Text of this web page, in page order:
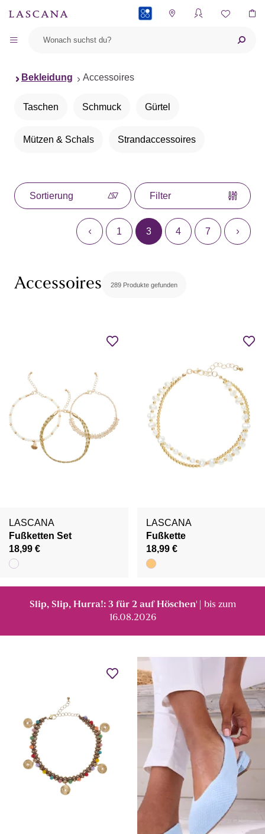
Bekleidung Accessoires
Taschen Schmuck Gürtel
Mützen & Schals Strandaccessoires
Sortierung Filter
1 3 4 7
Accessoires 289 Produkte gefunden
LASCANA
Fußketten Set
18,99 €
LASCANA
Fußkette
18,99 €
Slip, Slip, Hurra!: 3 für 2 auf Höschen¹ | bis zum
16.08.2026